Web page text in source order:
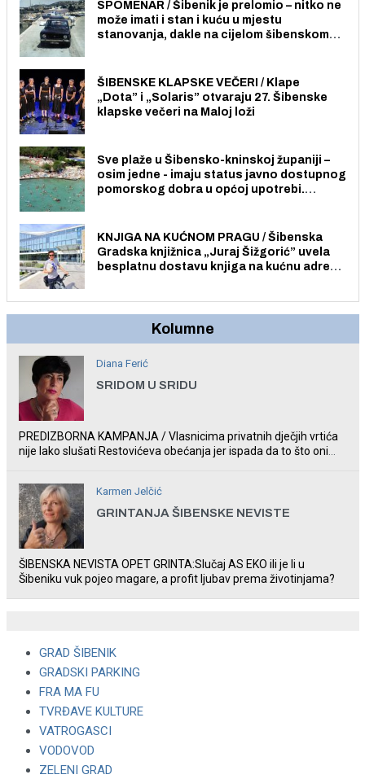
SPOMENAR / Šibenik je prelomio – nitko ne
može imati i stan i kuću u mjestu
stanovanja, dakle na cijelom šibenskom
ŠIBENSKE KLAPSKE VEČERI / Klape
„Dota” i „Solaris” otvaraju 27. Šibenske
klapske večeri na Maloj loži
Sve plaže u Šibensko-kninskoj županiji –
osim jedne - imaju status javno dostupnog
pomorskog dobra u općoj upotrebi.
KNJIGA NA KUĆNOM PRAGU / Šibenska
Gradska knjižnica „Juraj Šižgorić” uvela
besplatnu dostavu knjiga na kućnu adresu
Kolumne
Diana Ferić
SRIDOM U SRIDU
PREDIZBORNA KAMPANJA / Vlasnicima privatnih dječjih vrtića
nije lako slušati Restovićeva obećanja jer ispada da to što oni
Karmen Jelčić
GRINTANJA ŠIBENSKE NEVISTE
ŠIBENSKA NEVISTA OPET GRINTA:Slučaj AS EKO ili je li u
Šibeniku vuk pojeo magare, a profit ljubav prema životinjama?
GRAD ŠIBENIK
GRADSKI PARKING
FRA MA FU
TVRĐAVE KULTURE
VATROGASCI
VODOVOD
ZELENI GRAD